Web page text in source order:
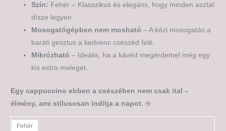
Szín: Fehér – Klasszikus és elegáns, hogy minden asztal
dísze legyen.
Mosogatógépben nem mosható – A kézi mosogatás a
baráti gesztus a kedvenc csészéd felé.
Mikrózható – Ideális, ha a kávéd megérdemel még egy
kis extra meleget.
Egy cappuccino ebben a csészében nem csak ital –
élmény, ami stílusosan indítja a napot. ☕
Fehér